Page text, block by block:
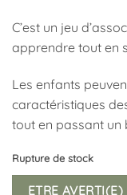
C’est un jeu
apprendre tout en
Les enfants
caractéristiques
tout en passant un
Rupture de stock
ETRE